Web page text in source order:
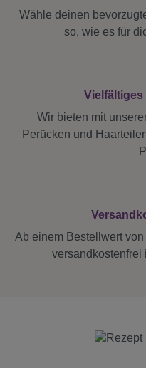
Wähle deinen
so, wie es für
Wir bieten mit
Perücken und
Ab einem Bestellwert
versandkostenfrei